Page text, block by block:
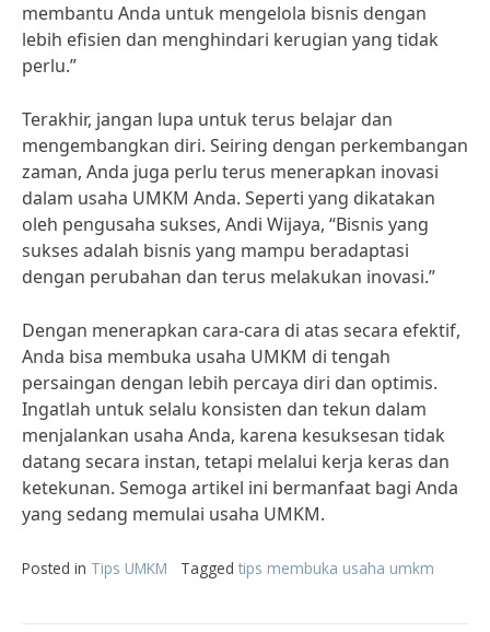
membantu Anda untuk mengelola bisnis dengan
lebih efisien dan menghindari kerugian yang tidak
perlu.”
Terakhir, jangan lupa untuk terus belajar dan
mengembangkan diri. Seiring dengan perkembangan
zaman, Anda juga perlu terus menerapkan inovasi
dalam usaha UMKM Anda. Seperti yang dikatakan
oleh pengusaha sukses, Andi Wijaya, “Bisnis yang
sukses adalah bisnis yang mampu beradaptasi
dengan perubahan dan terus melakukan inovasi.”
Dengan menerapkan cara-cara di atas secara efektif,
Anda bisa membuka usaha UMKM di tengah
persaingan dengan lebih percaya diri dan optimis.
Ingatlah untuk selalu konsisten dan tekun dalam
menjalankan usaha Anda, karena kesuksesan tidak
datang secara instan, tetapi melalui kerja keras dan
ketekunan. Semoga artikel ini bermanfaat bagi Anda
yang sedang memulai usaha UMKM.
Posted in Tips UMKM Tagged tips membuka usaha umkm